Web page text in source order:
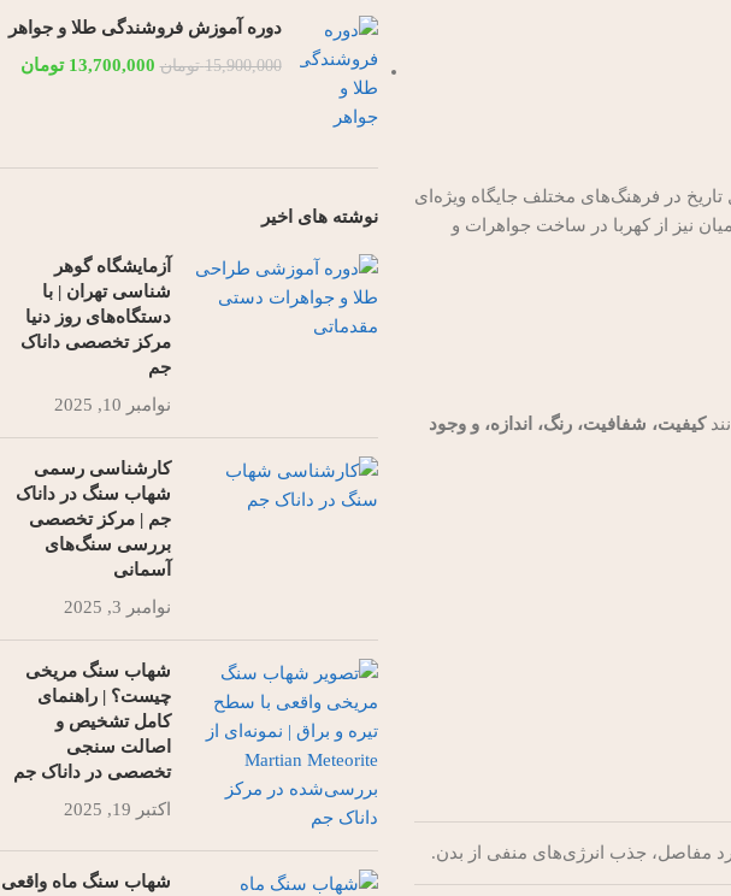
در فرهنگ‌های مختلف جایگاه ویژه‌ای
نیز از کهربا در ساخت جواهرات و
کیفیت، شفافیت، رنگ، اندازه، و وجود
مفاصل، جذب انرژی‌های منفی از بدن.
دوره آموزش فروشندگی طلا و جواهر
15,900,000 تومان 13,700,000 تومان
نوشته های اخیر
آزمایشگاه گوهر
شناسی تهران | با
دستگاه‌های روز دنیا
مرکز تخصصی داناک
جم
نوامبر 10, 2025
کارشناسی رسمی
شهاب‌ سنگ در داناک
جم | مرکز تخصصی
بررسی سنگ‌های
آسمانی
نوامبر 3, 2025
شهاب سنگ مریخی
چیست؟ | راهنمای
کامل تشخیص و
اصالت سنجی
تخصصی در داناک جم
اکتبر 19, 2025
شهاب سنگ ماه واقعی